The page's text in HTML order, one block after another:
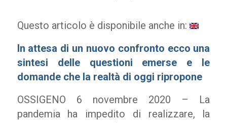
Questo articolo è disponibile anche in:
In attesa di un nuovo confronto ecco una
sintesi delle questioni emerse e le
domande che la realtà di oggi ripropone
OSSIGENO 6 novembre 2020 – La
pandemia ha impedito di realizzare, la